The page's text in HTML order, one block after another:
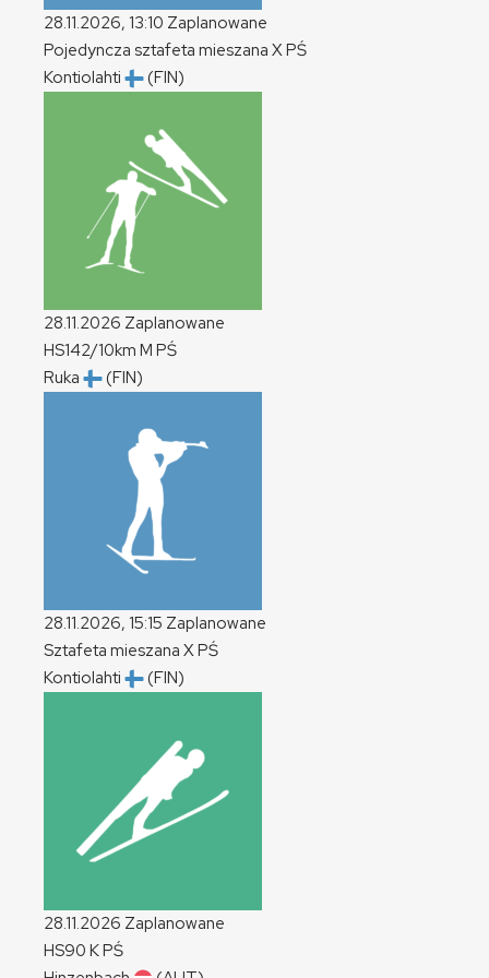
28.11.2026, 13:10 Zaplanowane
Pojedyncza sztafeta mieszana XPŚ
Kontiolahti
(FIN)
28.11.2026 Zaplanowane
HS142/10km M PŚ
Ruka
(FIN)
28.11.2026, 15:15 Zaplanowane
Sztafeta mieszana XPŚ
Kontiolahti
(FIN)
28.11.2026 Zaplanowane
HS90 KPŚ